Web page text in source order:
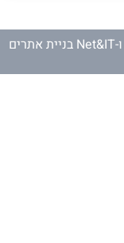
ו- Net&IT בניית אתרים